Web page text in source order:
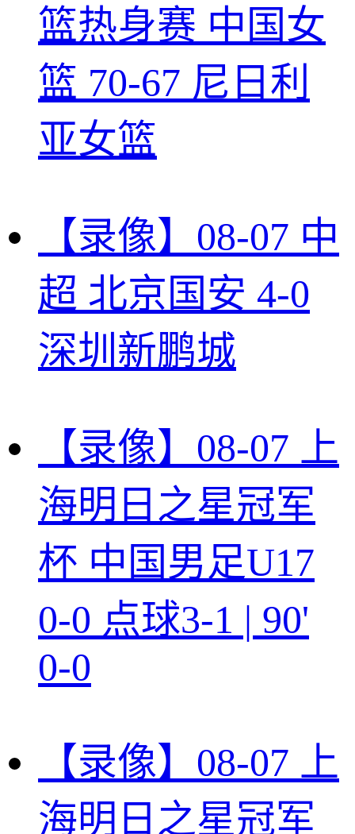
篮热身赛 中国女
篮 70-67 尼日利
亚女篮
【录像】08-07 中
超 北京国安 4-0
深圳新鹏城
【录像】08-07 上
海明日之星冠军
杯 中国男足U17
0-0 点球3-1 | 90'
0-0
【录像】08-07 上
海明日之星冠军